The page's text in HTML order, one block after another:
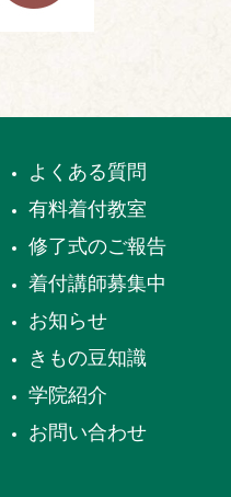
よくある質問
有料着付教室
修了式のご報告
着付講師募集中
お知らせ
きもの豆知識
学院紹介
お問い合わせ